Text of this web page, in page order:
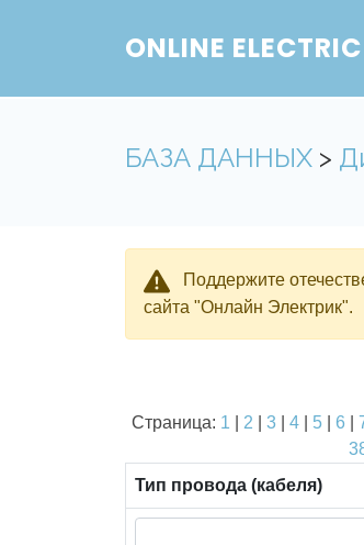
ONLINE ELECTRIC
БАЗА ДАННЫХ >
Поддержите
сайта "Онлайн Электрик".
Страница: 1 2 3| 4| 5| 6
Тип провода (кабеля)